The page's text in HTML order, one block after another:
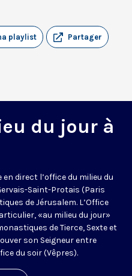
Partager
playlist
du jour à
en direct l’office du milieu du
Saint-Protais (Paris
de Jérusalem. L’Office
«au milieu du jour»
de Tierce, Sexte et
son Seigneur entre
du soir (Vêpres).